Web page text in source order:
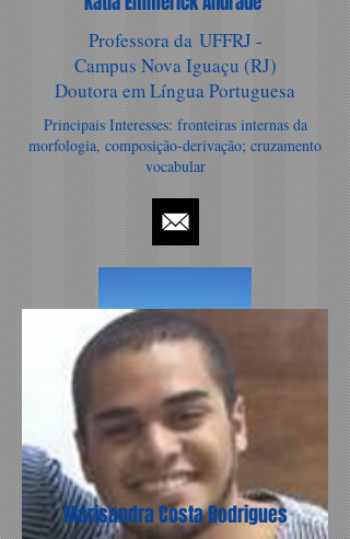
Professora da UFFRJ -
Campus Nova Iguaçu (RJ)
Doutora em Língua Portuguesa
Principais Interesses: fronteiras internas da
morfologia, composição-derivação; cruzamento
vocabular
Marisandra Costa Rodrigues